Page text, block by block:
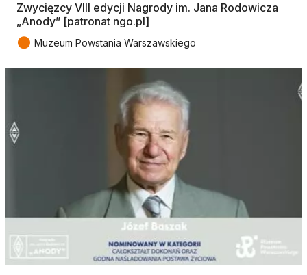
Zwycięzcy VIII edycji Nagrody im. Jana Rodowicza
„Anody” [patronat ngo.pl]
● Muzeum Powstania Warszawskiego